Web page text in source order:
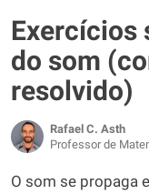
Exercícios
do som
resolvido)
Rafael C. Asth
Professor de
O som se propaga